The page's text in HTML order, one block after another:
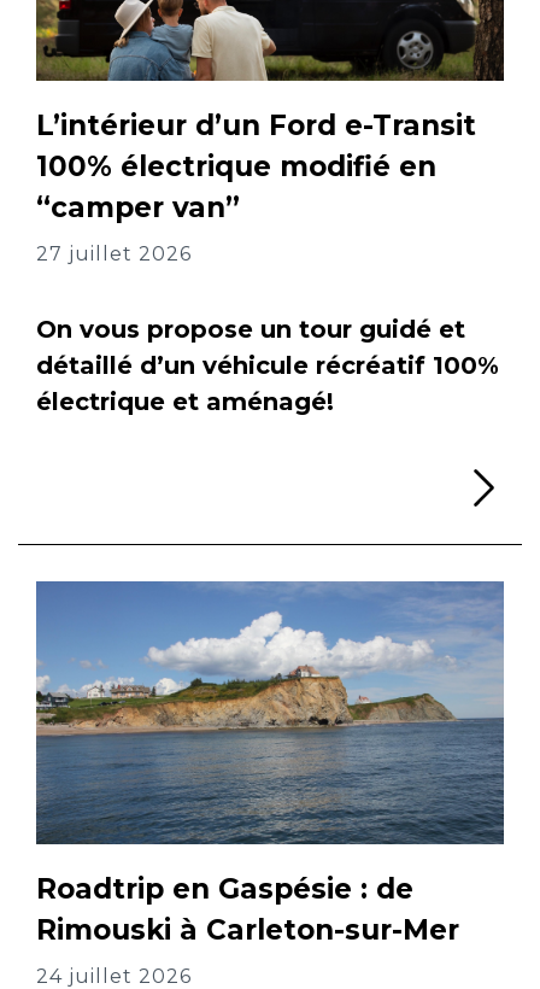
L’intérieur d’un Ford e-Transit
100% électrique modifié en
“camper van”
27 juillet 2026
On vous propose un tour guidé et
détaillé d’un véhicule récréatif 100%
électrique et aménagé!
Roadtrip en Gaspésie : de
Rimouski à Carleton-sur-Mer
24 juillet 2026